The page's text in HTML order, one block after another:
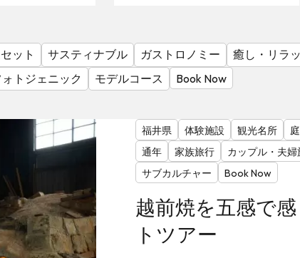
ット サスティナブル ガストロノミー 癒し・リラ
ォトジェニック モデルコース Book Now
福井県 体験施設 観光名所
通年
家族旅行 カップル・夫婦
サブカルチャー
Book Now
越前焼を五感で
トツアー